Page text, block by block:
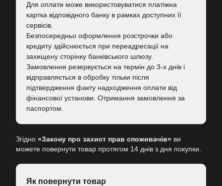
Для оплати може використовуватися платіжна
картка відповідного банку в рамках доступних її
сервісів.
Безпосередньо оформлення розстрочки або
кредиту здійснюється при переадресації на
захищену сторінку банківського шлюзу.
Замовлення резервується на термін до 3-х днів і
відправляється в обробку тільки після
підтвердження факту надходження оплати від
фінансової установи. Отримання замовлення за
паспортом.
Згідно «Закону про захист прав споживачів» ви
можете повернути товар протягом 14 днів з дня покупки.
Як повернути товар